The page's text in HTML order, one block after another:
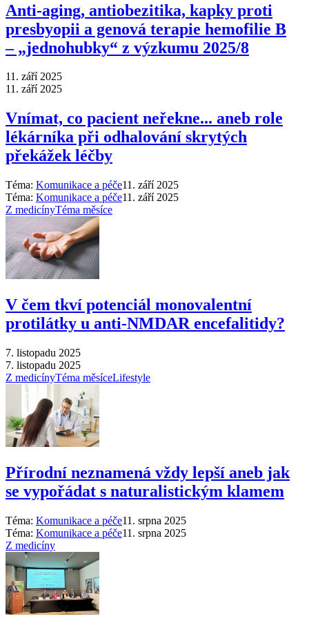
Anti‑aging, antiobezitika, kapky proti
presbyopii a genová terapie hemofilie B
–⁠ „jednohubky“ z výzkumu 2025/8
11. září 2025
11. září 2025
Vnímat, co pacient neřekne... aneb role
lékárníka při odhalování skrytých
překážek léčby
Téma: Komunikace a péče11. září 2025
Téma: Komunikace a péče11. září 2025
Z medicínyTéma měsíce
V čem tkví potenciál monovalentní
protilátky u anti-NMDAR encefalitidy?
7. listopadu 2025
7. listopadu 2025
Z medicínyTéma měsíceLifestyle
Přírodní neznamená vždy lepší aneb jak
se vypořádat s naturalistickým klamem
Téma: Komunikace a péče11. srpna 2025
Téma: Komunikace a péče11. srpna 2025
Z medicíny